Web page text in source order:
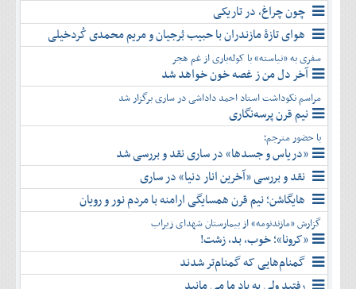
چون چراغ، در تاریکی
هوای تازۀ مازندران با حبیب بُرجیان و مریم محمدی کُردخیلی
سفری به «نیاسته» با کوله‌باری از غم هجر
آخر دل من ز غصه خون خواهد شد
مراسم نکوداشت استاد احمد داداشی در ساری برگزار شد
نیم قرن پرسه‌نگاری
با حضور مترجم؛
«دریاس و جسدها» در ساری نقد و بررسی شد
نقد و بررسی «آخرین انار دنیا» در ساری
هایگاشن؛ نیم قرن همسایگی ارامنه با مردم نور و رویان
گزارش «مازندنومه» از بیمارستان شهدای زیراب
«کرونا»؛ خوب، بد، زشت!
گمنام‌هایی که گمنام‌تر شدند